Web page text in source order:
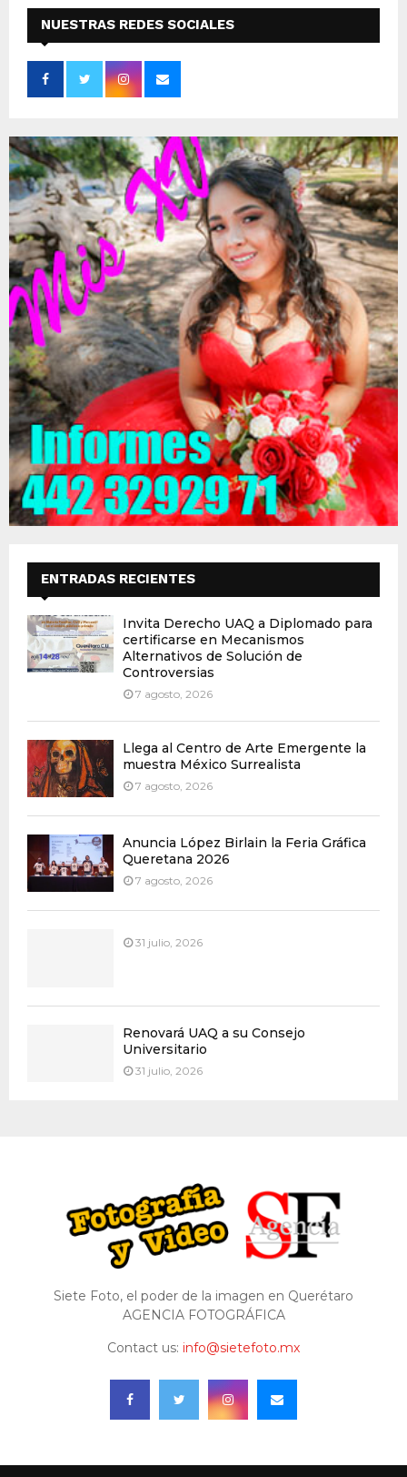
NUESTRAS REDES SOCIALES
ENTRADAS RECIENTES
Invita Derecho UAQ a Diplomado para
certificarse en Mecanismos
Alternativos de Solución de
Controversias
7 agosto, 2026
Llega al Centro de Arte Emergente la
muestra México Surrealista
7 agosto, 2026
Anuncia López Birlain la Feria Gráfica
Queretana 2026
7 agosto, 2026
31 julio, 2026
Renovará UAQ a su Consejo
Universitario
31 julio, 2026
Siete Foto, el poder de la imagen en Querétaro
AGENCIA FOTOGRÁFICA
Contact us: info@sietefoto.mx